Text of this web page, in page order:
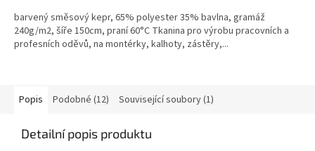
barvený směsový kepr, 65% polyester 35% bavlna, gramáž
240g/m2, šíře 150cm, praní 60°C Tkanina pro výrobu pracovních a
profesních oděvů, na montérky, kalhoty, zástěry,...
Popis Podobné (12) Související soubory (1)
Detailní popis produktu